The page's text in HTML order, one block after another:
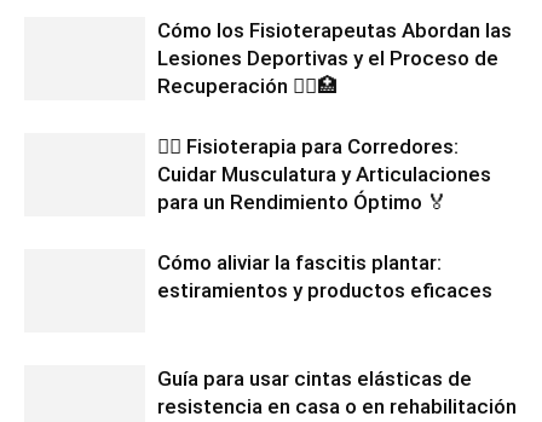
Cómo los Fisioterapeutas Abordan las
Lesiones Deportivas y el Proceso de
Recuperación 🏃‍♀️🏥
🏃‍♂️ Fisioterapia para Corredores:
Cuidar Musculatura y Articulaciones
para un Rendimiento Óptimo 🏅
Cómo aliviar la fascitis plantar:
estiramientos y productos eficaces
Guía para usar cintas elásticas de
resistencia en casa o en rehabilitación